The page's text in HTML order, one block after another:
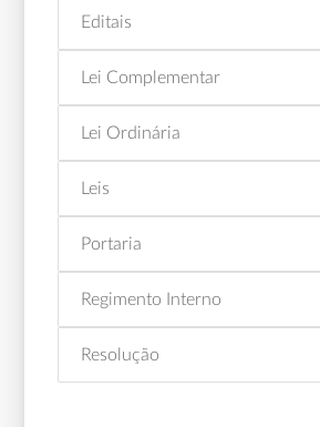
Editais
Lei Complementar
Lei Ordinária
Leis
Portaria
Regimento Interno
Resolução